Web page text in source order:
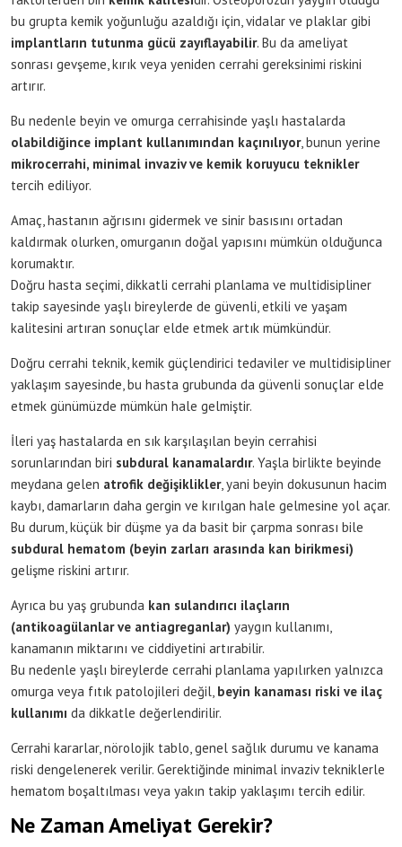
bu grupta kemik yoğunluğu azaldığı için, vidalar ve plaklar gibi
implantların tutunma gücü zayıflayabilir. Bu da ameliyat
sonrası gevşeme, kırık veya yeniden cerrahi gereksinimi riskini
artırır.
Bu nedenle beyin ve omurga cerrahisinde yaşlı hastalarda
olabildiğince implant kullanımından kaçınılıyor, bunun yerine
mikrocerrahi, minimal invaziv ve kemik koruyucu teknikler
tercih ediliyor.
Amaç, hastanın ağrısını gidermek ve sinir basısını ortadan
kaldırmak olurken, omurganın doğal yapısını mümkün olduğunca
korumaktır.
Doğru hasta seçimi, dikkatli cerrahi planlama ve multidisipliner
takip sayesinde yaşlı bireylerde de güvenli, etkili ve yaşam
kalitesini artıran sonuçlar elde etmek artık mümkündür.
Doğru cerrahi teknik, kemik güçlendirici tedaviler ve multidisipliner
yaklaşım sayesinde, bu hasta grubunda da güvenli sonuçlar elde
etmek günümüzde mümkün hale gelmiştir.
İleri yaş hastalarda en sık karşılaşılan beyin cerrahisi
sorunlarından biri subdural kanamalardır. Yaşla birlikte beyinde
meydana gelen atrofik değişiklikler, yani beyin dokusunun hacim
kaybı, damarların daha gergin ve kırılgan hale gelmesine yol açar.
Bu durum, küçük bir düşme ya da basit bir çarpma sonrası bile
subdural hematom (beyin zarları arasında kan birikmesi)
gelişme riskini artırır.
Ayrıca bu yaş grubunda kan sulandırıcı ilaçların
(antikoagülanlar ve antiagreganlar) yaygın kullanımı,
kanamanın miktarını ve ciddiyetini artırabilir.
Bu nedenle yaşlı bireylerde cerrahi planlama yapılırken yalnızca
omurga veya fıtık patolojileri değil, beyin kanaması riski ve ilaç
kullanımı da dikkatle değerlendirilir.
Cerrahi kararlar, nörolojik tablo, genel sağlık durumu ve kanama
riski dengelenerek verilir. Gerektiğinde minimal invaziv tekniklerle
hematom boşaltılması veya yakın takip yaklaşımı tercih edilir.
Ne Zaman Ameliyat Gerekir?